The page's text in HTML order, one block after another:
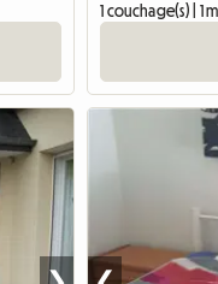
1 couchage(s) | 1